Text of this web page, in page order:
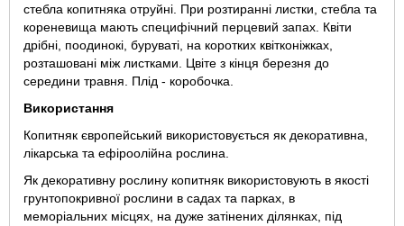
стебла копитняка отруйні. При розтиранні листки, стебла та
кореневища мають специфічний перцевий запах. Квіти
дрібні, поодинокі, буруваті, на коротких квітконіжках,
розташовані між листками. Цвіте з кінця березня до
середини травня. Плід - коробочка.
Використання
Копитняк європейський використовується як декоративна,
лікарська та ефіроолійна рослина.
Як декоративну рослину копитняк використовують в якості
грунтопокривної рослини в садах та парках, в
меморіальних місцях, на дуже затінених ділянках, під